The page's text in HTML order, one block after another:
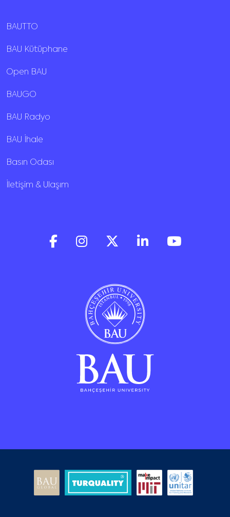
BAUTTO
BAU Kütüphane
Open BAU
BAUGO
BAU Radyo
BAU İhale
Basın Odası
İletişim & Ulaşım